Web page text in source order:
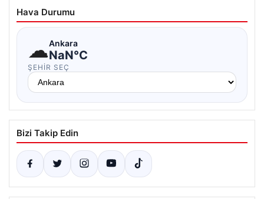
Hava Durumu
☁Ankara
NaN°C
ŞEHIR SEÇ
Bizi Takip Edin